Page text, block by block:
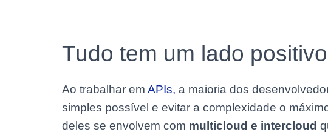
Tudo tem um lado positivo
Ao trabalhar em APIs, a maioria dos
simples possível e evitar a complexidade o
deles se envolvem com multicloud e intercloud